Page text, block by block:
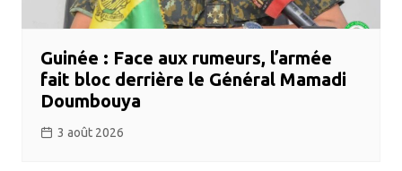
Guinée : Face aux rumeurs, l’armée
fait bloc derrière le Général Mamadi
Doumbouya
3 août 2026